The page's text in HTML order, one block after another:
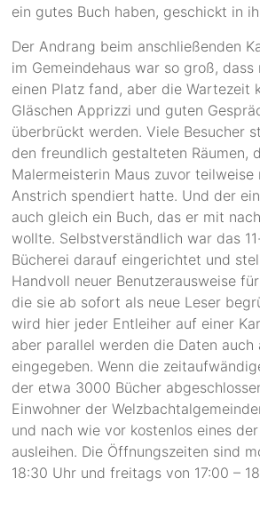
ein gutes Buch haben, geschickt in
Der Andrang beim anschließenden
im Gemeindehaus war so groß,
einen Platz fand, aber die Wartezeit
Gläschen Apprizzi und guten
überbrückt werden. Viele Besucher
den freundlich gestalteten Räumen,
Malermeisterin Maus zuvor teilweise
Anstrich spendiert hatte. Und der
auch gleich ein Buch, das er mit
wollte. Selbstverständlich war das
Bücherei darauf eingerichtet und
Handvoll neuer Benutzerausweise
die sie ab sofort als neue Leser
wird hier jeder Entleiher auf einer
aber parallel werden die Daten auch
eingegeben. Wenn die
der etwa 3000 Bücher
Einwohner der
und nach wie vor kostenlos eines
ausleihen. Die Öffnungszeiten sind
18:30 Uhr und freitags von 17:00 –